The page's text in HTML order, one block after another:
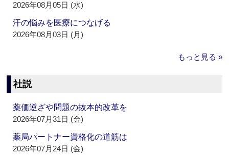
2026年08月05日 (水)
汗の悩みを医療につなげる
2026年08月03日 (月)
もっと見る »
社説
薬価逆ざや問題の抜本的改革を
2026年07月31日 (金)
薬局パートナー資格化の道筋は
2026年07月24日 (金)